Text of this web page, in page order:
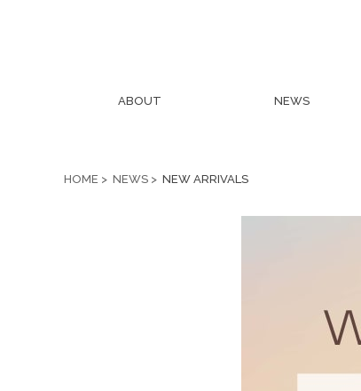
ABOUT NEWS
HOME NEWS NEW ARRIVALS